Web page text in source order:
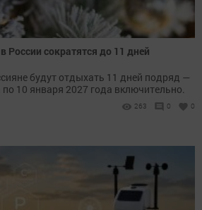
России сократятся до 11 дней
будут отдыхать 11 дней подряд —
10 января 2027 года включительно.
263 0 0